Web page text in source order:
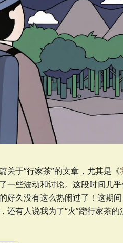
关于“行家茶”的文章，尤其是《
一些波动和讨论。这段时间几
好久没有这么热闹过了！这期
还有人说我为了“火”蹭行家茶的